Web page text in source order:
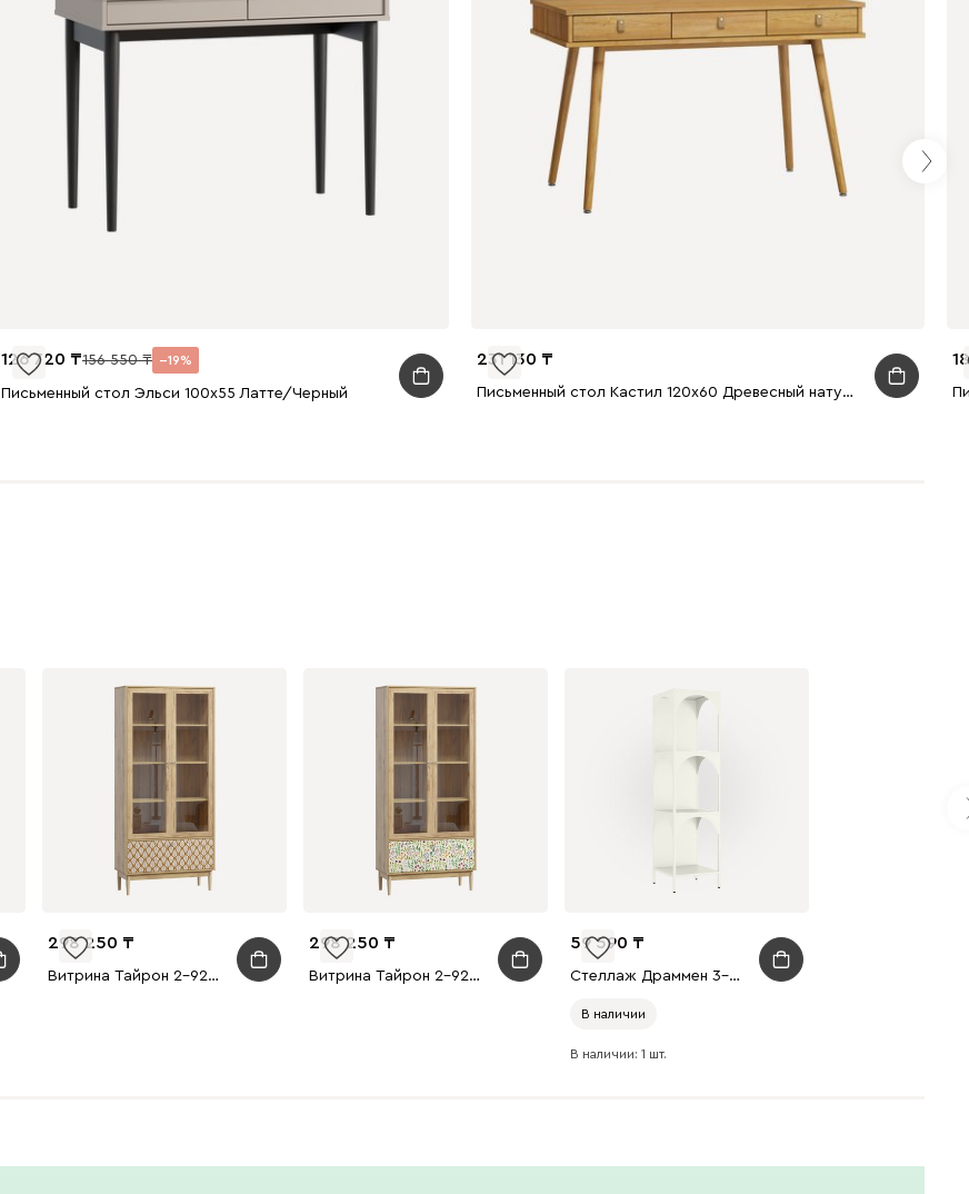
126 720 156 550 19
Письменный стол Эльси 100x55 Латте/Черный
231 130
Письменный стол Кастил 120x60 Древесный натуральный
298 250
Витрина Тайрон 2-92x200 Розетта
298 250
Витрина Тайрон 2-92x200 Сальвия
59 590
Стеллаж Драммен 3-35x133 Бежевый
В наличии
В наличии: 1 шт.